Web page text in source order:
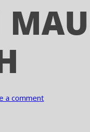
a comment